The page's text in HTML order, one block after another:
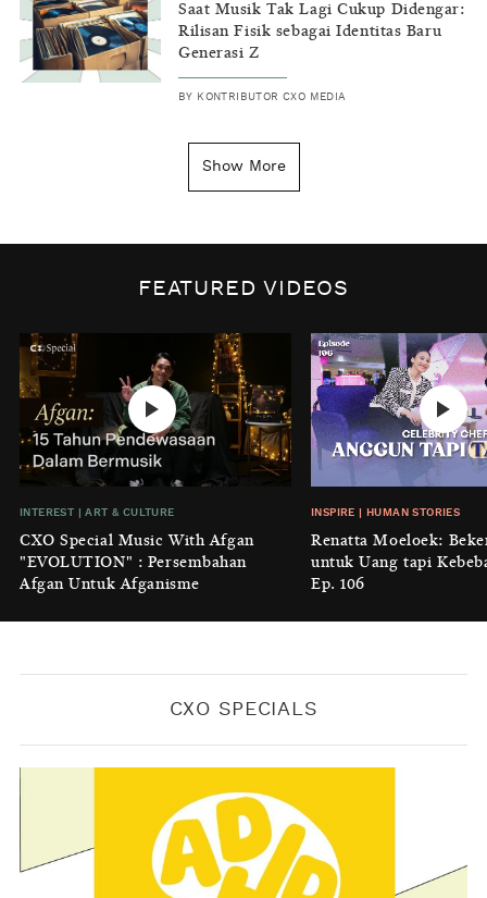
Saat Musik Tak Lagi Cukup Didengar:
Rilisan Fisik sebagai Identitas Baru
Generasi Z
BY KONTRIBUTOR CXO MEDIA
Kenapa Tahun Baru Ditandai pada
Biaya Tersembunyi dari Insecurity
KONTRIBUTOR CXO MEDIA
INTEREST|HOME
No Place Like: Camping Ground
Cidulang
KONTRIBUTOR CXO MEDIA
GENERAL KNOWLEDGE
Luruhnya Daun Terakhir: Kala
'Benteng Alam' yang Tak Lagi Bisa
Melindungi
BYKONTRIBUTOR CXO MEDIA
Show More
FEATURED VIDEOS
INTEREST |ART & CULTURE
CXO Special Music With Afgan
"EVOLUTION" : Persembahan
Afgan Untuk Afganisme
INSPIRE HUMAN STORIES
Renatta Moeloek:
untuk Uang tapi
Ep. 106
CXO SPECIALS